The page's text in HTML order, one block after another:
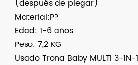
(después de plegar)
Material:PP
Edad: 1-6 años
Peso: 7,2 KG
Usado Trona Baby MULTI 3-1N-1